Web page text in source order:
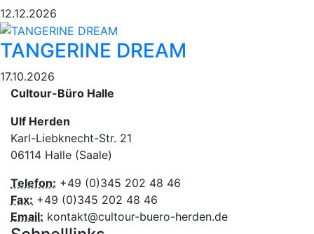
12.12.2026
TANGERINE DREAM
17.10.2026
Cultour-Büro Halle
Ulf Herden
Karl-Liebknecht-Str. 21
06114 Halle (Saale)
Telefon: +49 (0)345 202 48 46
Fax: +49 (0)345 202 48 46
Email: kontakt@cultour-buero-herden.de